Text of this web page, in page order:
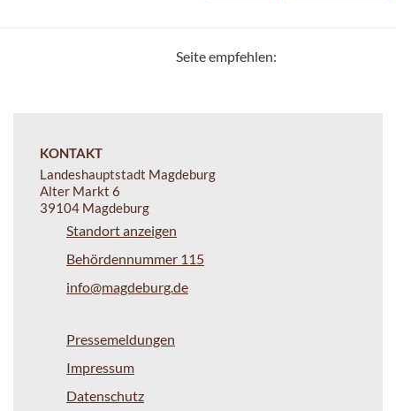
Seite empfehlen:
KONTAKT
Landeshauptstadt Magdeburg
Alter Markt 6
39104 Magdeburg
Standort anzeigen
Behördennummer 115
info@magdeburg.de
Pressemeldungen
Impressum
Datenschutz